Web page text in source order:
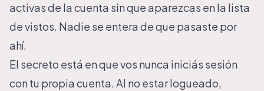
activas de la cuenta sin que aparezcas en la lista
de vistos. Nadie se entera de que pasaste por
ahí.
El secreto está en que vos nunca iniciás sesión
con tu propia cuenta. Al no estar logueado,